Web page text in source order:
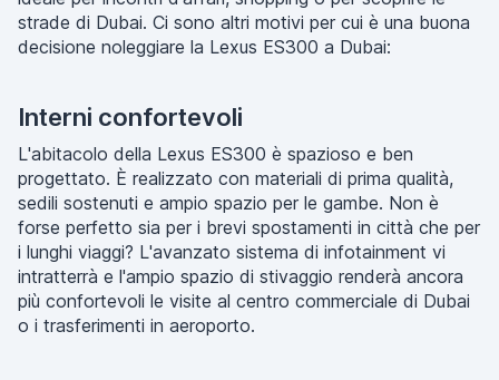
strade di Dubai. Ci sono altri motivi per cui è una buona
decisione noleggiare la Lexus ES300 a Dubai:
Interni confortevoli
L'abitacolo della Lexus ES300 è spazioso e ben
progettato. È realizzato con materiali di prima qualità,
sedili sostenuti e ampio spazio per le gambe. Non è
forse perfetto sia per i brevi spostamenti in città che per
i lunghi viaggi? L'avanzato sistema di infotainment vi
intratterrà e l'ampio spazio di stivaggio renderà ancora
più confortevoli le visite al centro commerciale di Dubai
o i trasferimenti in aeroporto.